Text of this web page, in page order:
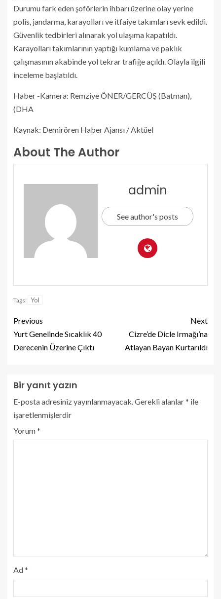
Durumu fark eden şoförlerin ihbarı üzerine olay yerine
polis, jandarma, karayolları ve itfaiye takımları sevk edildi.
Güvenlik tedbirleri alınarak yol ulaşıma kapatıldı.
Karayolları takımlarının yaptığı kumlama ve paklık
çalışmasının akabinde yol tekrar trafiğe açıldı. Olayla ilgili
inceleme başlatıldı.
Haber -Kamera: Remziye ÖNER/GERCÜŞ (Batman),
(DHA
Kaynak: Demirören Haber Ajansı / Aktüel
About The Author
admin
See author's posts
Tags: Yol
Previous
Yurt Genelinde Sıcaklık 40
Derecenin Üzerine Çıktı
Next
Cizre’de Dicle Irmağı’na
Atlayan Bayan Kurtarıldı
Bir yanıt yazın
E-posta adresiniz yayınlanmayacak.Gerekli alanlar* ile
işaretlenmişlerdir
Yorum*
Ad*